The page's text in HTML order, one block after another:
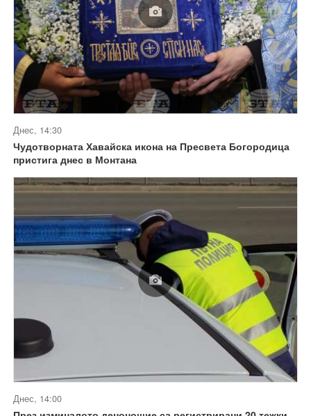
Днес, 14:30
Чудотворната Хавайска икона на Пресвета Богородица
пристига днес в Монтана
Днес, 14:00